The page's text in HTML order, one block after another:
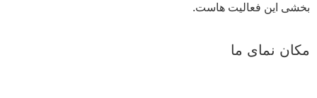
بخشی این فعالیت هاست.
مکان نمای ما